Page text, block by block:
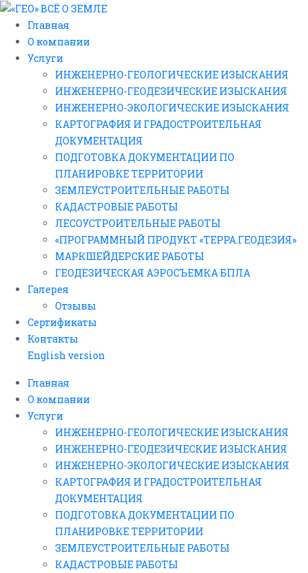
Главная
О компании
Услуги
ИНЖЕНЕРНО-ГЕОЛОГИЧЕСКИЕ ИЗЫСКАНИЯ
ИНЖЕНЕРНО-ГЕОДЕЗИЧЕСКИЕ ИЗЫСКАНИЯ
ИНЖЕНЕРНО-ЭКОЛОГИЧЕСКИЕ ИЗЫСКАНИЯ
КАРТОГРАФИЯ И ГРАДОСТРОИТЕЛЬНАЯ
ДОКУМЕНТАЦИЯ
ПОДГОТОВКА ДОКУМЕНТАЦИИ ПО
ПЛАНИРОВКЕ ТЕРРИТОРИИ
ЗЕМЛЕУСТРОИТЕЛЬНЫЕ РАБОТЫ
КАДАСТРОВЫЕ РАБОТЫ
ЛЕСОУСТРОИТЕЛЬНЫЕ РАБОТЫ
«ПРОГРАММНЫЙ ПРОДУКТ «ТЕРРА.ГЕОДЕЗИЯ»
МАРКШЕЙДЕРСКИЕ РАБОТЫ
ГЕОДЕЗИЧЕСКАЯ АЭРОСЪЕМКА БПЛА
Галерея
Отзывы
Сертификаты
Контакты
English version
Главная
О компании
Услуги
ИНЖЕНЕРНО-ГЕОЛОГИЧЕСКИЕ ИЗЫСКАНИЯ
ИНЖЕНЕРНО-ГЕОДЕЗИЧЕСКИЕ ИЗЫСКАНИЯ
ИНЖЕНЕРНО-ЭКОЛОГИЧЕСКИЕ ИЗЫСКАНИЯ
КАРТОГРАФИЯ И ГРАДОСТРОИТЕЛЬНАЯ
ДОКУМЕНТАЦИЯ
ПОДГОТОВКА ДОКУМЕНТАЦИИ ПО
ПЛАНИРОВКЕ ТЕРРИТОРИИ
ЗЕМЛЕУСТРОИТЕЛЬНЫЕ РАБОТЫ
КАДАСТРОВЫЕ РАБОТЫ